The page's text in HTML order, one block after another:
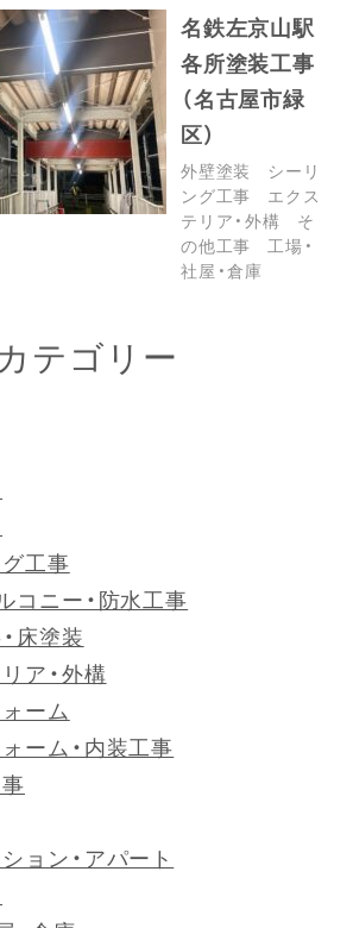
名鉄左京山駅
各所塗装工事
（名古屋市緑
区）
外壁塗装
シーリ
ング工事
エクス
テリア・外構
そ
の他工事
工場・
社屋・倉庫
カテゴリー
工事
コニー・防水工事
床塗装
ア・外構
ーム
ーム・内装工事
ョン・アパート